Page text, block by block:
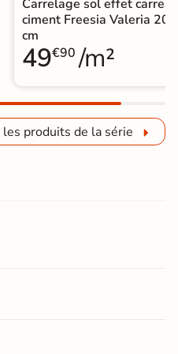
Carrelage sol effet
ciment Freesia Valeria
cm
49€90 /m²
produits de la série